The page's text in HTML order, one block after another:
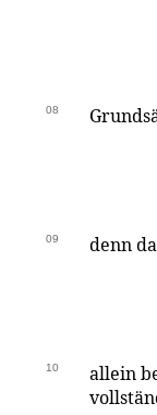
08
09 denn
10
allein